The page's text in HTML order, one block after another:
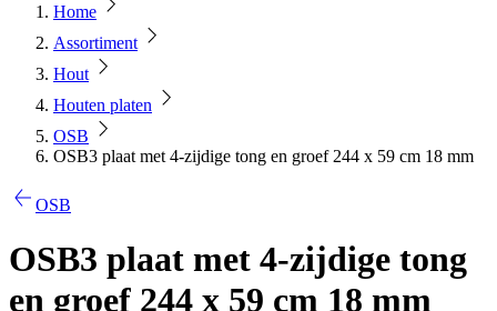
Home
Assortiment
Hout
Houten platen
OSB
OSB3 plaat met 4-zijdige tong en groef 244 x 59 cm 18 mm
OSB
OSB3 plaat met 4-zijdige tong
en groef 244 x 59 cm 18 mm